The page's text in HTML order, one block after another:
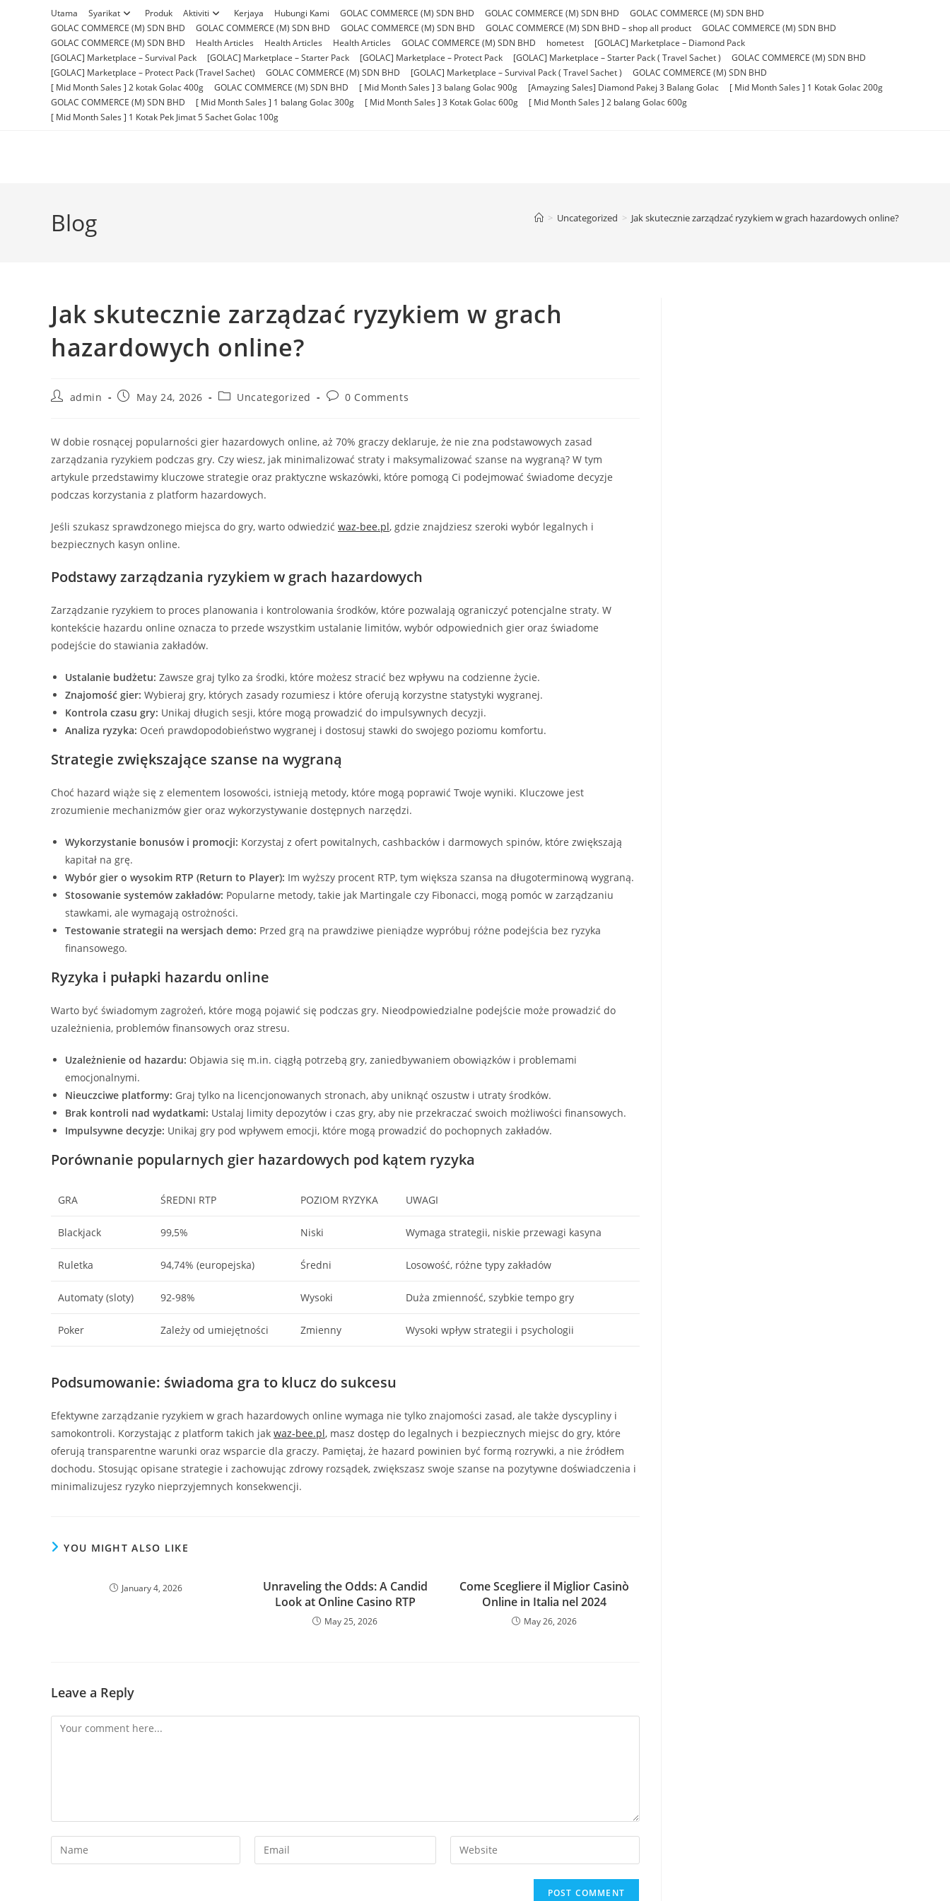
Utama Syarikat Produk Aktiviti Kerjaya Hubungi Kami GOLAC COMMERCE (M) SDN BHD GOLAC COMMERCE (M) SDN BHD
GOLAC COMMERCE (M) SDN BHD
GOLAC COMMERCE (M) SDN BHD
GOLAC COMMERCE (M) SDN BHD GOLAC COMMERCE (M) SDN BHD GOLAC COMMERCE (M) SDN BHD – shop all product
GOLAC COMMERCE (M) SDN BHD
GOLAC COMMERCE (M) SDN BHD
Health Articles Health Articles Health Articles GOLAC COMMERCE (M) SDN BHD hometest
[GOLAC] Marketplace – Diamond Pack
[GOLAC] Marketplace – Survival Pack
[GOLAC] Marketplace – Starter Pack [GOLAC] Marketplace – Protect Pack [GOLAC] Marketplace – Starter Pack ( Travel Sachet )
GOLAC COMMERCE (M) SDN BHD
[GOLAC] Marketplace – Protect Pack (Travel Sachet)
GOLAC COMMERCE (M) SDN BHD [GOLAC] Marketplace – Survival Pack ( Travel Sachet )
GOLAC COMMERCE (M) SDN BHD
[ Mid Month Sales ] 2 kotak Golac 400g
GOLAC COMMERCE (M) SDN BHD [ Mid Month Sales ] 3 balang Golac 900g [Amayzing Sales] Diamond Pakej 3 Balang Golac
[ Mid Month Sales ] 1 Kotak Golac 200g
GOLAC COMMERCE (M) SDN BHD
[ Mid Month Sales ] 1 balang Golac 300g [ Mid Month Sales ] 3 Kotak Golac 600g
[ Mid Month Sales ] 2 balang Golac 600g
[ Mid Month Sales ] 1 Kotak Pek Jimat 5 Sachet Golac 100g
Blog > Uncategorized > Jak skutecznie zarządzać ryzykiem w grach hazardowych online?
Jak skutecznie zarządzać ryzykiem w grach
hazardowych online?
Postadmin
PostMay 24, 2026
PostUncategorized
Post0 Comments
W dobie rosnącej popularności gier hazardowych online, aż 70% graczy deklaruje, że nie zna podstawowych zasad
zarządzania ryzykiem podczas gry. Czy wiesz, jak minimalizować straty i maksymalizować szanse na wygraną? W tym
artykule przedstawimy kluczowe strategie oraz praktyczne wskazówki, które pomogą Ci podejmować świadome decyzje
podczas korzystania z platform hazardowych.
Jeśli szukasz sprawdzonego miejsca do gry, warto odwiedzić waz-bee.pl, gdzie znajdziesz szeroki wybór legalnych i
bezpiecznych kasyn online.
Podstawy zarządzania ryzykiem w grach hazardowych
Zarządzanie ryzykiem to proces planowania i kontrolowania środków, które pozwalają ograniczyć potencjalne straty. W
kontekście hazardu online oznacza to przede wszystkim ustalanie limitów, wybór odpowiednich gier oraz świadome
podejście do stawiania zakładów.
Ustalanie budżetu: Zawsze graj tylko za środki, które możesz stracić bez wpływu na codzienne życie.
Znajomość gier: Wybieraj gry, których zasady rozumiesz i które oferują korzystne statystyki wygranej.
Kontrola czasu gry: Unikaj długich sesji, które mogą prowadzić do impulsywnych decyzji.
Analiza ryzyka: Oceń prawdopodobieństwo wygranej i dostosuj stawki do swojego poziomu komfortu.
Strategie zwiększające szanse na wygraną
Choć hazard wiąże się z elementem losowości, istnieją metody, które mogą poprawić Twoje wyniki. Kluczowe jest
zrozumienie mechanizmów gier oraz wykorzystywanie dostępnych narzędzi.
Wykorzystanie bonusów i promocji: Korzystaj z ofert powitalnych, cashbacków i darmowych spinów, które zwiększają
kapitał na grę.
Wybór gier o wysokim RTP (Return to Player): Im wyższy procent RTP, tym większa szansa na długoterminową wygraną.
Stosowanie systemów zakładów: Popularne metody, takie jak Martingale czy Fibonacci, mogą pomóc w zarządzaniu
stawkami, ale wymagają ostrożności.
Testowanie strategii na wersjach demo: Przed grą na prawdziwe pieniądze wypróbuj różne podejścia bez ryzyka
finansowego.
Ryzyka i pułapki hazardu online
Warto być świadomym zagrożeń, które mogą pojawić się podczas gry. Nieodpowiedzialne podejście może prowadzić do
uzależnienia, problemów finansowych oraz stresu.
Uzależnienie od hazardu: Objawia się m.in. ciągłą potrzebą gry, zaniedbywaniem obowiązków i problemami
emocjonalnymi.
Nieuczciwe platformy: Graj tylko na licencjonowanych stronach, aby uniknąć oszustw i utraty środków.
Brak kontroli nad wydatkami: Ustalaj limity depozytów i czas gry, aby nie przekraczać swoich możliwości finansowych.
Impulsywne decyzje: Unikaj gry pod wpływem emocji, które mogą prowadzić do pochopnych zakładów.
Porównanie popularnych gier hazardowych pod kątem ryzyka
GRA ŚREDNI RTP POZIOM RYZYKA UWAGI
Blackjack 99,5% Niski Wymaga strategii, niskie przewagi kasyna
Ruletka 94,74% (europejska) Średni Losowość, różne typy zakładów
Automaty (sloty) 92-98% Wysoki Duża zmienność, szybkie tempo gry
Poker Zależy od umiejętności Zmienny Wysoki wpływ strategii i psychologii
Podsumowanie: świadoma gra to klucz do sukcesu
Efektywne zarządzanie ryzykiem w grach hazardowych online wymaga nie tylko znajomości zasad, ale także dyscypliny i
samokontroli. Korzystając z platform takich jak waz-bee.pl, masz dostęp do legalnych i bezpiecznych miejsc do gry, które
oferują transparentne warunki oraz wsparcie dla graczy. Pamiętaj, że hazard powinien być formą rozrywki, a nie źródłem
dochodu. Stosując opisane strategie i zachowując zdrowy rozsądek, zwiększasz swoje szanse na pozytywne doświadczenia i
minimalizujesz ryzyko nieprzyjemnych konsekwencji.
YOU MIGHT ALSO LIKE
January 4, 2026
Unraveling the Odds: A Candid
Look at Online Casino RTP
May 25, 2026
Come Scegliere il Miglior Casinò
Online in Italia nel 2024
May 26, 2026
Leave a Reply
Comment
Enter
your
Enter
your
Enter
your